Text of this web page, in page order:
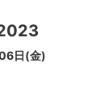
日(金)